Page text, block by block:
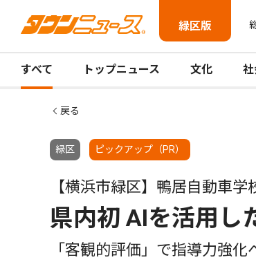
緑区版
すべて トップニュース 文化
戻る
緑区 ピックアップ（PR）
【横浜市緑区】鴨居自動車学
県内初 AIを活用し
「客観的評価」で指導力強